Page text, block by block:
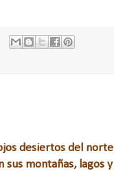
desiertos del
montañas, lagos